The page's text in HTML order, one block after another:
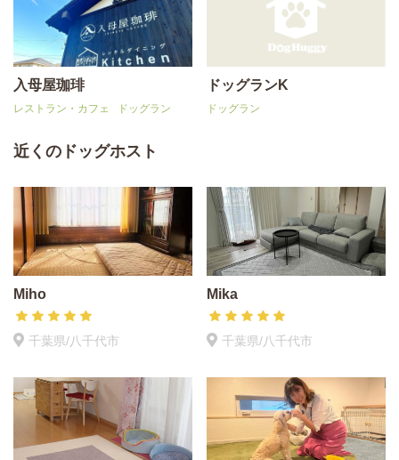
入母屋珈琲
レストラン・カフェ ドッグラン
ドッグランK
ドッグラン
近くのドッグホスト
Miho
千葉県/八千代市
Mika
千葉県/八千代市